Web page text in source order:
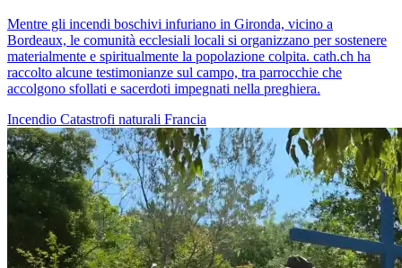
Mentre gli incendi boschivi infuriano in Gironda, vicino a
Bordeaux, le comunità ecclesiali locali si organizzano per sostenere
materialmente e spiritualmente la popolazione colpita. cath.ch ha
raccolto alcune testimonianze sul campo, tra parrocchie che
accolgono sfollati e sacerdoti impegnati nella preghiera.
Incendio Catastrofi naturali Francia